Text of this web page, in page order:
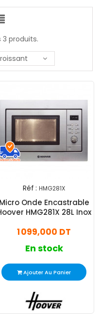
3 produits.
Réf : HMG281X
Micro Onde Encastrable
HMG281X 28L Inox
1 099,000 DT
En stock
Ajouter Au Panier